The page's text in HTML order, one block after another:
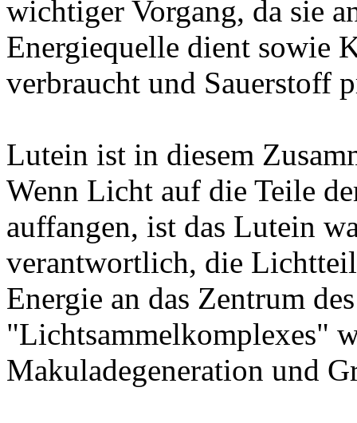
wichtiger Vorgang, da sie
Energiequelle dient sowie
verbraucht und Sauerstoff
Lutein ist in diesem
Wenn Licht auf die Teile
auffangen, ist das Lutein
verantwortlich, die
Energie an das Zentrum
"Lichtsammelkomplexes"
Makuladegeneration und